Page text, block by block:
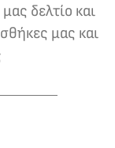
δελτίο και
μας και